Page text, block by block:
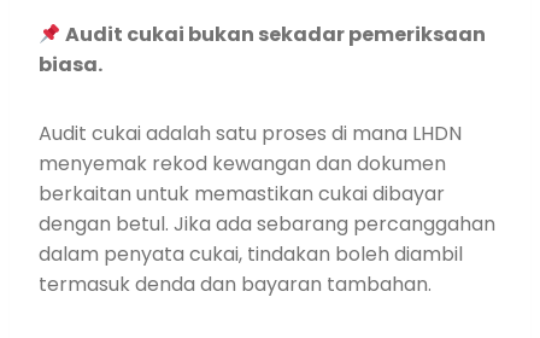
Audit cukai bukan sekadar pemeriksaan
biasa.
Audit cukai adalah satu proses di mana LHDN
menyemak rekod kewangan dan dokumen
berkaitan untuk memastikan cukai dibayar
dengan betul. Jika ada sebarang percanggahan
dalam penyata cukai, tindakan boleh diambil
termasuk denda dan bayaran tambahan.